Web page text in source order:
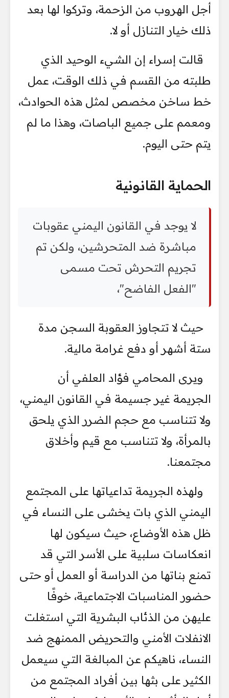
أجل الهروب من الزحمة، وتركوا لها بعد
ذلك خيار التنازل أو لا.
قالت إسراء إن الشيء الوحيد الذي
طلبته من القسم في ذلك الوقت، عمل
خط ساخن مخصص لمثل هذه الحوادث،
ومعمم على جميع الباصات، وهذا ما لم
يتم حتى اليوم.
الحماية القانونية
لا يوجد في القانون اليمني عقوبات
مباشرة ضد المتحرشين، ولكن تم
تجريم التحرش تحت مسمى
"الفعل الفاضح"،
حيث لا تتجاوز العقوبة السجن مدة
ستة أشهر أو دفع غرامة مالية.
ويرى المحامي فؤاد العلفي أن
الجريمة غير جسيمة في القانون اليمني،
ولا تتناسب مع حجم الضرر الذي يلحق
بالمرأة، ولا تتناسب مع قيم وأخلاق
مجتمعنا.
ولهذه الجريمة تداعياتها على المجتمع
اليمني الذي بات يخشى على النساء في
ظل هذه الأوضاع، حيث سيكون لها
انعكاسات سلبية على الأسر التي قد
تمنع بناتها من الدراسة أو العمل أو حتى
حضور المناسبات الاجتماعية، خوفًا
عليهن من الذئاب البشرية التي استغلت
الانفلات الأمني والتحريض الممنهج ضد
النساء، ناهيكم عن المبالغة التي سيعمل
الكثير على بثها بين أفراد المجتمع من